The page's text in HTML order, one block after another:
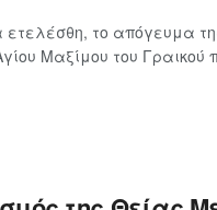
το απόγευμα
Μαξίμου του Γραικού